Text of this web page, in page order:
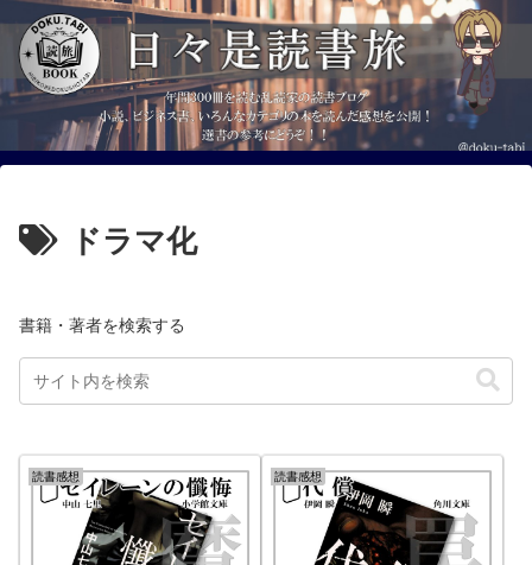
ドラマ化
書籍・著者を検索する
読書感想 読書感想